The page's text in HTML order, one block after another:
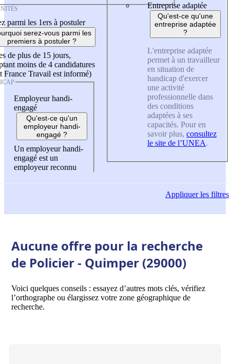
parmi les 1ers à postuler
serez-vous parmi les
premiers à postuler ?
de plus de 15 jours,
moins de 4 candidatures
France Travail est informé)
Employeur handi-
engagé
Qu'est-ce qu'un
employeur handi-
engagé ?
Un employeur handi-
engagé est un
employeur reconnu
Entreprise adaptée
Qu'est-ce qu'une
entreprise adaptée
?
L'entreprise adaptée
permet à un travailleur
en situation de
handicap d'exercer
une activité
professionnelle dans
des conditions
adaptées à ses
capacités. Pour en
savoir plus, consultez
le site de l’UNEA.
Appliquerles filtres
Aucune offre pour la recherche
de Policier - Quimper (29000)
Voici quelques conseils : essayez d’autres mots clés, vérifiez
l’orthographe ou élargissez votre zone géographique de
recherche.